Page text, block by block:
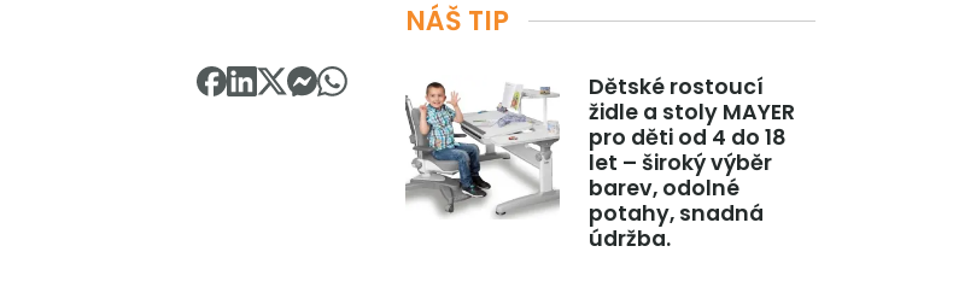
NÁŠ TIP
Dětské rostoucí
židle a stoly MAYER
pro děti od 4 do 18
let – široký výběr
barev, odolné
potahy, snadná
údržba.